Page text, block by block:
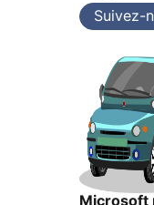
Suivez-
Microsoft